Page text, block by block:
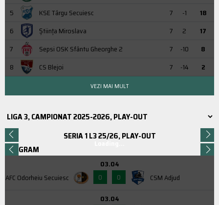
5
KSE Târgu Secuiesc 7 -1
18
6
Știința Miroslava 7 2
17
7
Sepsi OSK Sfântu Gheorghe 2 7 -10
8
8
CS Blejoi 7 -14 2
VEZI MAI MULT
SERIA 1 L3 25/26, PLAY-OUT
PROGRAM
AFC Odorheiu Secuiesc
03.04
0
0 CSM Adjud
03.04